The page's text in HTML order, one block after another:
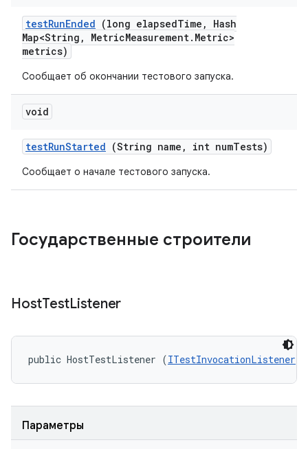
testRunEnded (long elapsedTime ,
Hash
Map<String , MetricMeasurement. Metric>
metrics)
Сообщает об окончании тестового запуска.
void
testRunStarted (String name , int numTests)
Сообщает о начале тестового запуска.
Государственные строители
HostTestListener
public HostTestListener (ITestInvocationListener
Параметры